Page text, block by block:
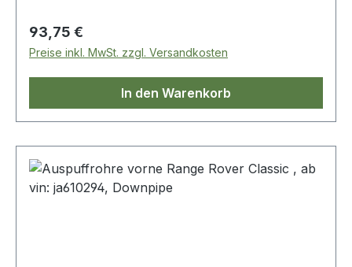
Regulärer Preis:
93,75 €
Preise inkl. MwSt. zzgl. Versandkosten
In den Warenkorb